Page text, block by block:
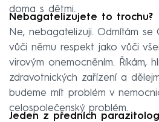
doma s dětmi.
Nebagatelizujete to trochu?
Ne, nebagatelizuji. Odmítám se
vůči němu respekt jako vůči
virovým onemocněním. Říkám,
zdravotnických zařízení a
budeme mít problém v
celospolečenský problém.
Jeden z předních